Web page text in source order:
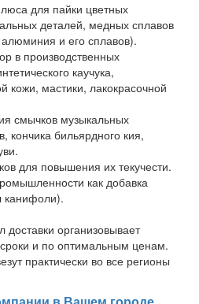
для пайки цветных
деталей, медных сплавов
и его сплавов).
в производственных
каучука,
кожи, мастики, лакокрасочной
смычков музыкальных
кончика бильярдного кия,
для повышения их текучести.
как добавка
организовывает
и по оптимальным ценам.
практически во все регионы